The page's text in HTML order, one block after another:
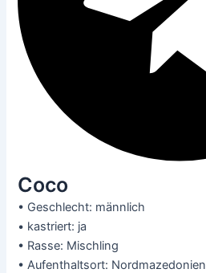
Coco
• Geschlecht: männlich
• kastriert: ja
• Rasse: Mischling
• Aufenthaltsort: Nordmazedonien